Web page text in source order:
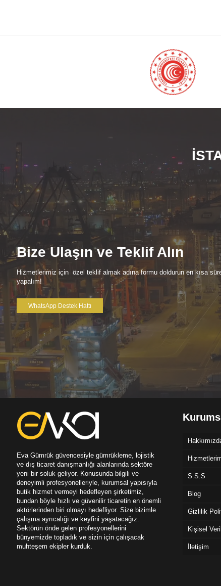
Bize Ulaşın ve Teklif Alın
Hizmetlerimiz için özel teklif almak adına formu doldurun en kısa
yapalım!
WhatsApp Destek Hattı
Eva Gümrük güvencesiyle gümrükleme, lojistik
ve dış ticaret danışmanlığı alanlarında sektöre
yeni bir soluk geliyor. Konusunda bilgili ve
deneyimli profesyonelleriyle, kurumsal yapısıyla
butik hizmet vermeyi hedefleyen şirketimiz,
bundan böyle hızlı ve güvenilir ticaretin en önemli
aktörlerinden biri olmayı hedefliyor. Size bizimle
çalışma ayrıcalığı ve keyfini yaşatacağız.
Sektörün önde gelen profesyonellerini
bünyemizde topladık ve sizin için çalışacak
muhteşem ekipler kurduk.
S.S.S
Blog
Gizlilik
Kişisel
İletişim